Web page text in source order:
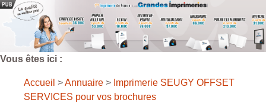
Vous êtes ici :
Accueil >Annuaire > Imprimerie SEUGY OFFSET
SERVICES pour vos brochures